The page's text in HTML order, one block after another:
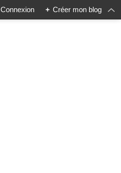
Connexion + Créer mon blog